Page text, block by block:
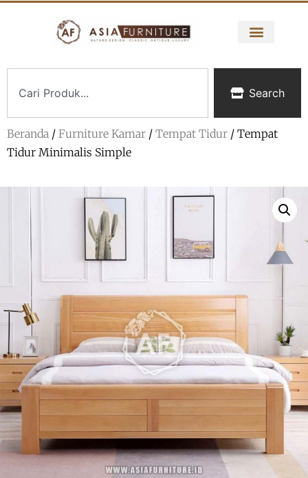
Search
Beranda / Furniture Kamar / Tempat Tidur / Tempat
Tidur Minimalis Simple